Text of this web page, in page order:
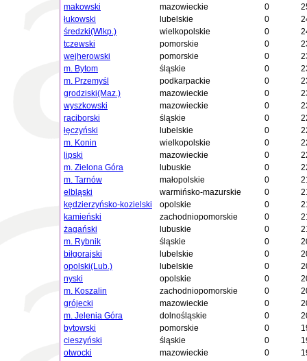
makowski
mazowieckie 0
łukowski
lubelskie 0
średzki(Wlkp.)
wielkopolskie 0
tczewski
pomorskie 0
wejherowski
pomorskie 0
m. Bytom
śląskie 0
m. Przemyśl
podkarpackie 0
grodziski(Maz.)
mazowieckie 0
wyszkowski
mazowieckie 0
raciborski
śląskie 0
łęczyński
lubelskie 0
m. Konin
wielkopolskie 0
lipski
mazowieckie 0
m. Zielona Góra
lubuskie 0
m. Tarnów
małopolskie 0
elbląski
warmińsko-mazurskie 0
kędzierzyńsko-kozielski
opolskie 0
kamieński
zachodniopomorskie 0
żagański
lubuskie 0
m. Rybnik
śląskie 0
biłgorajski
lubelskie 0
opolski(Lub.)
lubelskie 0
nyski
opolskie 0
m. Koszalin
zachodniopomorskie 0
grójecki
mazowieckie 0
m. Jelenia Góra
dolnośląskie 0
bytowski
pomorskie 0
cieszyński
śląskie 0
otwocki
mazowieckie 0